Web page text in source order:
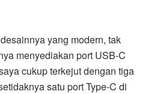
yang modern, tak
menyediakan port USB-C
cukup terkejut dengan tiga
satu port Type-C di